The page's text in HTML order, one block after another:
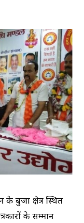
के बुर्जा क्षेत्र स्थित
के सम्मान